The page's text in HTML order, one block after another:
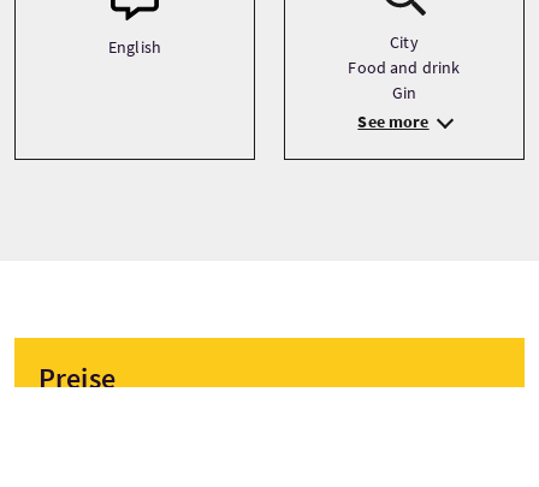
English
City
Food and drink
Gin
See more
Preise